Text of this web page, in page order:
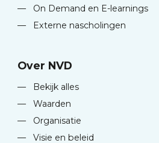
—
On Demand en E-learnings
—
Externe nascholingen
Over NVD
—
Bekijk alles
—
Waarden
—
Organisatie
—
Visie en beleid